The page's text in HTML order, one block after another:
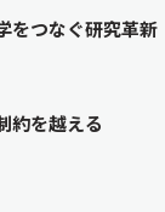
をつなぐ研究革新
約を越える